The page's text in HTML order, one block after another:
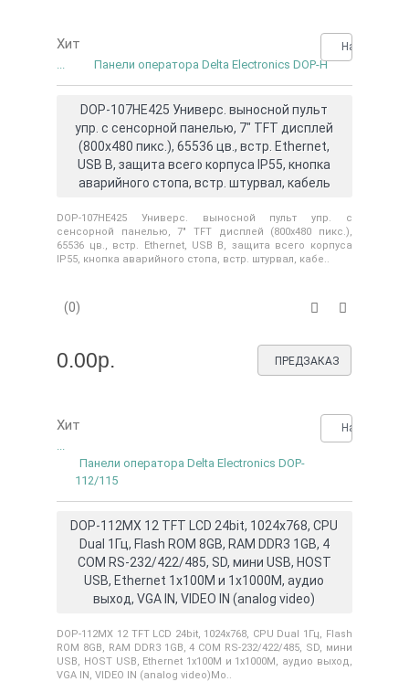
Хит Нашли
... Панели оператора Delta Electronics DOP-H
DOP-107HE425 Универс. выносной пульт
упр. с сенсорной панелью, 7" TFT дисплей
(800х480 пикс.), 65536 цв., встр. Ethernet,
USB B, защита всего корпуса IP55, кнопка
аварийного стопа, встр. штурвал, кабель
DOP-107HE425 Универс. выносной пульт упр. с
сенсорной панелью, 7" TFT дисплей (800х480 пикс.),
65536 цв., встр. Ethernet, USB B, защита всего корпуса
IP55, кнопка аварийного стопа, встр. штурвал, кабе..
(0)
0.00р. ПРЕДЗАКАЗ
Хит Нашли
...
Панели оператора Delta Electronics DOP-
112/115
DOP-112MX 12 TFT LCD 24bit, 1024x768, CPU
Dual 1Гц, Flash ROM 8GB, RAM DDR3 1GB, 4
COM RS-232/422/485, SD, мини USB, HOST
USB, Ethernet 1x100M и 1x1000M, аудио
выход, VGA IN, VIDEO IN (analog video)
DOP-112MX 12 TFT LCD 24bit, 1024x768, CPU Dual 1Гц, Flash
ROM 8GB, RAM DDR3 1GB, 4 COM RS-232/422/485, SD, мини
USB, HOST USB, Ethernet 1x100M и 1x1000M, аудио выход,
VGA IN, VIDEO IN (analog video)Мо..